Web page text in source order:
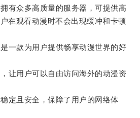
众多高质量的服务器，可提供高
在观看动漫时不会出现缓冲和卡顿
款为用户提供畅享动漫世界的好
用户可以自由访问海外的动漫资
且安全，保障了用户的网络体